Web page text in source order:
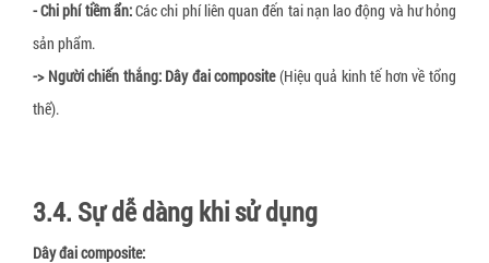
- Chi phí tiềm ẩn:Các chi phí liên quan đến tai nạn lao động và hư hỏng
sản phẩm.
-> Người chiến thắng: Dây đai composite(Hiệu quả kinh tế hơn về tổng
thể).
3.4. Sự dễ dàng khi sử dụng
Dây đai composite: